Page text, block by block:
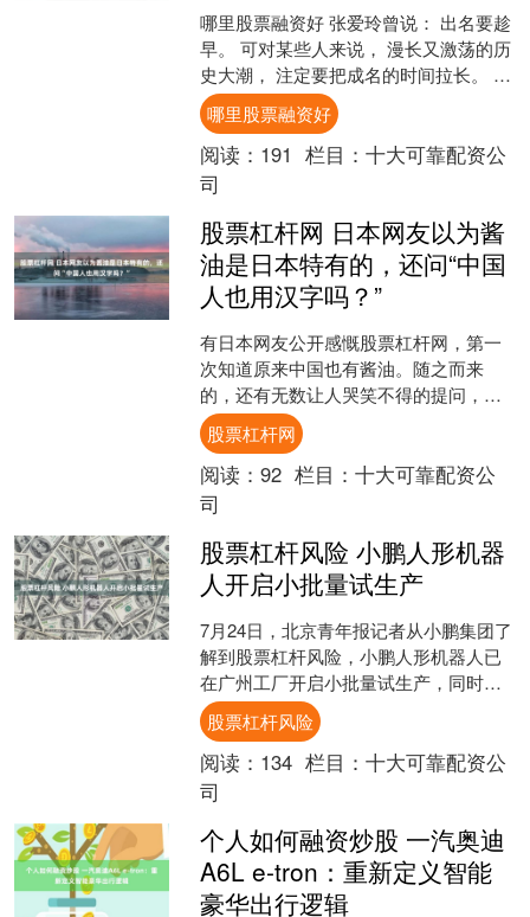
哪里股票融资好 张爱玲曾说： 出名要趁
早。 可对某些人来说， 漫长又激荡的历
史大潮， 注定要把成名的时间拉长。 经
历了半个世纪的沧桑岁月， 64岁的她才
凭借自己....
哪里股票融资好
阅读： 191 栏目： 十大可靠配资公
司
股票杠杆网 日本网友以为酱
油是日本特有的，还问“中国
人也用汉字吗？”
有日本网友公开感慨股票杠杆网，第一
次知道原来中国也有酱油。随之而来
的，还有无数让人哭笑不得的提问，中
国人平时也用汉字吗？ 中华料理里的酱
油，是不是为了适配日本人....
股票杠杆网
阅读： 92 栏目： 十大可靠配资公
司
股票杠杆风险 小鹏人形机器
人开启小批量试生产
7月24日，北京青年报记者从小鹏集团了
解到股票杠杆风险，小鹏人形机器人已
在广州工厂开启小批量试生产，同时量
产产线进入最后联调阶段。 此前，小鹏
集团内部召开机器人....
股票杠杆风险
阅读： 134 栏目： 十大可靠配资公
司
个人如何融资炒股 一汽奥迪
A6L e-tron：重新定义智能
豪华出行逻辑